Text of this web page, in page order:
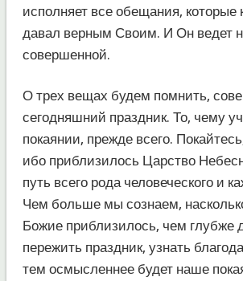
исполняет все обещания, которые
давал верным Своим. И Он ведет
совершенной.
О трех вещах будем помнить,
сегодняшний праздник. То, чему
покаянии, прежде всего.
ибо приблизилось Царство
путь всего рода человеческого и
Чем больше мы сознаем,
Божие приблизилось, чем глубже
пережить праздник, узнать
тем осмысленнее будет наше